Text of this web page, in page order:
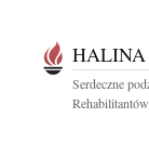
HALINA
Serdeczne